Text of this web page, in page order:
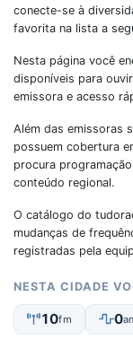
conecte-se à
favorita na lista a
Nesta página você
disponíveis para
emissora e acesso
Além das emissoras
possuem cobertura
procura
conteúdo regional.
O catálogo do
mudanças de
registradas pela
NESTA CIDADE
10fm 0